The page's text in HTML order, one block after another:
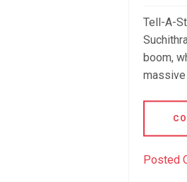
Tell-A-
boom,
massive
Posted